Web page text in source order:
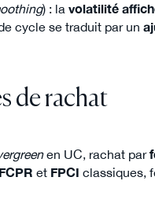
) : lavolatilité
cycle se traduit par un
de rachat
en UC, rachat par
FCPR et FPCI classiques,